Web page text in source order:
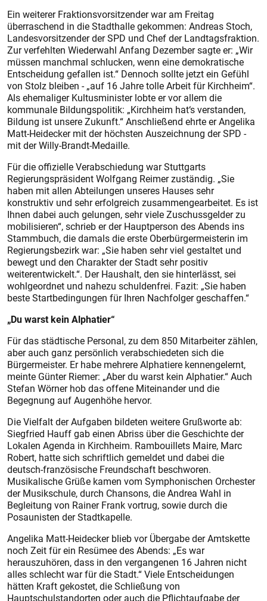
Ein weiterer Fraktionsvorsitzender war am Freitag
überraschend in die Stadthalle gekommen: Andreas Stoch,
Landesvorsitzender der SPD und Chef der Landtagsfraktion.
Zur verfehlten Wiederwahl Anfang Dezember sagte er: „Wir
müssen manchmal schlucken, wenn eine demokratische
Entscheidung gefallen ist.“ Dennoch sollte jetzt ein Gefühl
von Stolz bleiben - „auf 16 Jahre tolle Arbeit für Kirchheim“.
Als ehemaliger Kultusminister lobte er vor allem die
kommunale Bildungspolitik: „Kirchheim hat‘s verstanden,
Bildung ist unsere Zukunft.“ Anschließend ehrte er Angelika
Matt-Heidecker mit der höchsten Auszeichnung der SPD -
mit der Willy-­Brandt-Medaille.
Für die offizielle Verabschiedung war Stuttgarts
Regierungspräsident Wolfgang Reimer zuständig. „Sie
haben mit allen Abteilungen unseres Hauses sehr
konstruktiv und sehr erfolgreich zusammengearbeitet. Es ist
Ihnen dabei auch gelungen, sehr viele Zuschussgelder zu
mobilisieren“, schrieb er der Hauptperson des Abends ins
Stammbuch, die damals die erste Oberbürgermeisterin im
Regierungsbezirk war: „Sie haben sehr viel gestaltet und
bewegt und den Charakter der Stadt sehr positiv
weiterentwickelt.“. Der Haushalt, den sie hinterlässt, sei
wohlgeordnet und nahezu schuldenfrei. Fazit: „Sie haben
beste Startbedingungen für Ihren Nachfolger geschaffen.“
„Du warst kein Alphatier“
Für das städtische Personal, zu dem 850 Mitarbeiter zählen,
aber auch ganz persönlich verabschiedeten sich die
Bürgermeister. Er habe mehrere Alphatiere kennengelernt,
meinte Günter Riemer: „Aber du warst kein Alphatier.“ Auch
Stefan Wörner hob das offene Miteinander und die
Begegnung auf Augenhöhe hervor.
Die Vielfalt der Aufgaben bildeten weitere Grußworte ab:
Siegfried Hauff gab einen Abriss über die Geschichte der
Lokalen Agenda in Kirchheim. Rambouillets Maire, Marc
Robert, hatte sich schriftlich gemeldet und dabei die
deutsch-französische Freundschaft beschworen.
Musikalische Grüße kamen vom Symphonischen Orchester
der Musikschule, durch Chansons, die Andrea Wahl in
Begleitung von Rainer Frank vortrug, sowie durch die
Posaunisten der Stadtkapelle.
Angelika Matt-Heidecker blieb vor Übergabe der Amtskette
noch Zeit für ein Resümee des Abends: „Es war
herauszuhören, dass in den vergangenen 16 Jahren nicht
alles schlecht war für die Stadt.“ Viele Entscheidungen
hätten Kraft gekostet, die Schließung von
Hauptschulstandorten oder auch die Pflichtaufgabe der